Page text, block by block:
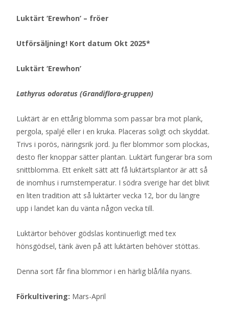
priset
20 kr.
priset
6 kr.
Luktärt ‘Erewhon’ – fröer
Utförsäljning! Kort datum Okt 2025*
Luktärt ‘Erewhon’
Lathyrus odoratus (Grandiflora-gruppen)
Luktärt är en ettårig blomma som passar bra mot plank,
pergola, spaljé eller i en kruka. Placeras soligt och skyddat.
Trivs i porös, näringsrik jord. Ju fler blommor som plockas,
desto fler knoppar sätter plantan. Luktärt fungerar bra som
snittblomma. Ett enkelt sätt att få luktärtsplantor är att så
de inomhus i rumstemperatur. I södra sverige har det blivit
en liten tradition att så luktärter vecka 12, bor du längre
upp i landet kan du vänta någon vecka till.
Luktärtor behöver gödslas kontinuerligt med tex
hönsgödsel, tänk även på att luktärten behöver stöttas.
Denna sort får fina blommor i en härlig blå/lila nyans.
Förkultivering: Mars-April